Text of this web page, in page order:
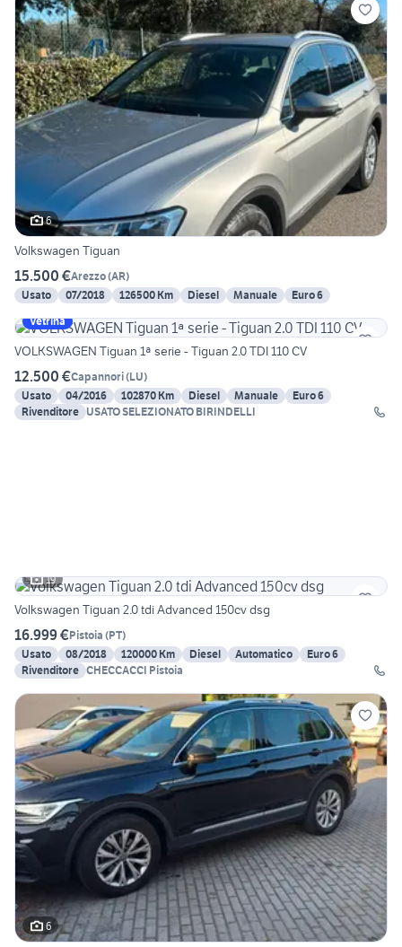
6
Volkswagen Tiguan
15.500 €Arezzo(AR)
Usato
07/2018 126500 Km Diesel Manuale
Euro 6
Vetrina
VOLKSWAGEN Tiguan 1ª serie - Tiguan 2.0 TDI 110 CV
12.500 €Capannori(LU)
Usato
04/2016 102870 Km Diesel Manuale
Euro 6
Rivenditore USATO SELEZIONATO BIRINDELLI
19
Volkswagen Tiguan 2.0 tdi Advanced 150cv dsg
16.999 €Pistoia (PT)
Usato
08/2018 120000 Km Diesel Automatico
Euro 6
Rivenditore CHECCACCI Pistoia
6